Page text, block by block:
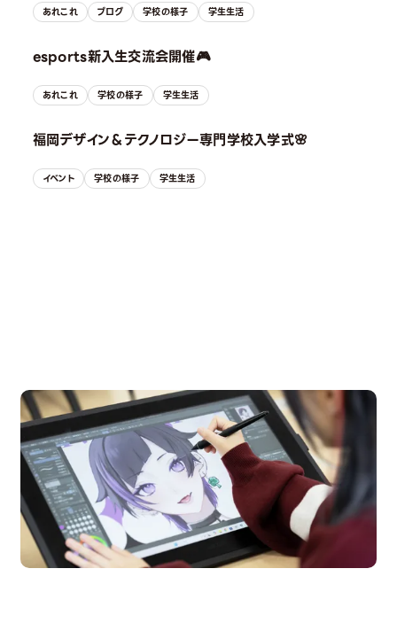
あれこれ ブログ 学校の様子 学生生活
esports新入生交流会開催🎮
あれこれ 学校の様子 学生生活
福岡デザイン＆テクノロジー専門学校入学式🌸
イベント 学校の様子 学生生活
Campus Open